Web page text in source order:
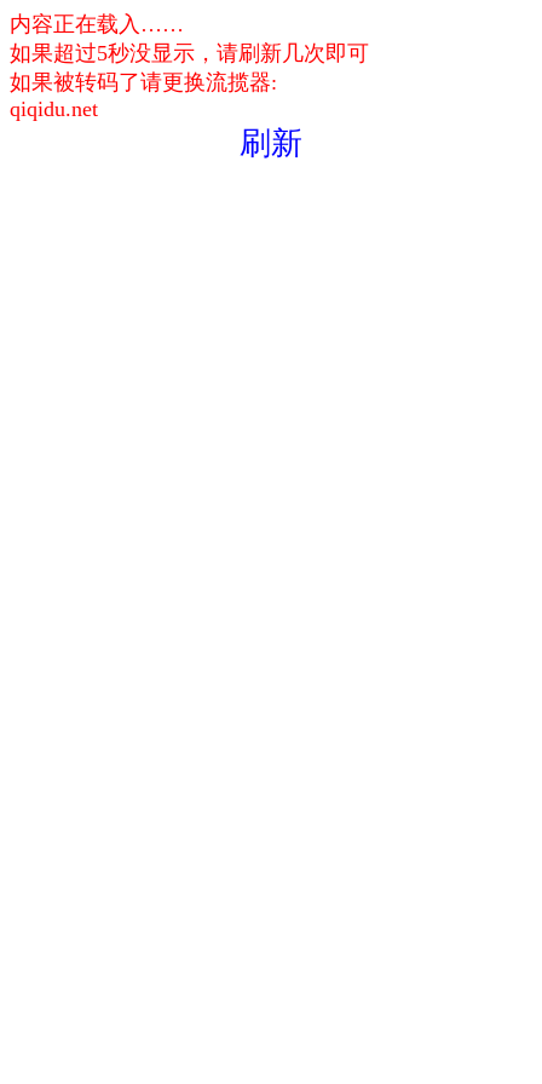
内容正在载入……
如果超过5秒没显示，请刷新几次即可
如果被转码了请更换流揽器:
qiqidu.net
刷新